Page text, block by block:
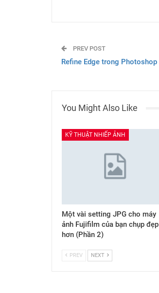
PREV POST
Refine Edge trong Photoshop
You Might Also Like
KỸ THUẬT NHIẾP ẢNH
Một vài setting JPG cho máy
ảnh Fujifilm của bạn chụp đẹp
hơn (Phần 2)
PREV NEXT